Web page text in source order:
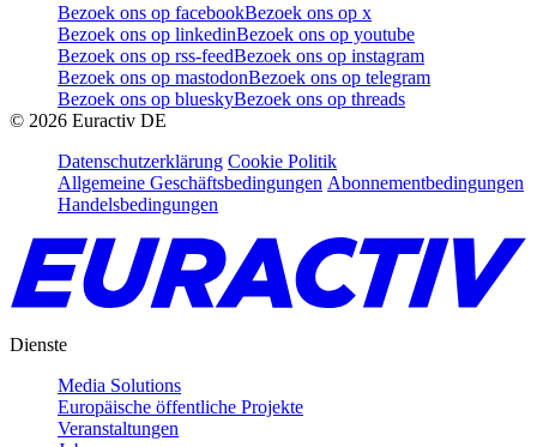
Bezoek ons op facebookBezoek ons op x
Bezoek ons op linkedinBezoek ons op youtube
Bezoek ons op rss-feedBezoek ons op instagram
Bezoek ons op mastodonBezoek ons op telegram
Bezoek ons op blueskyBezoek ons op threads
© 2026 Euractiv DE
Datenschutzerklärung Cookie Politik
Allgemeine Geschäftsbedingungen Abonnementbedingungen
Handelsbedingungen
Dienste
Media Solutions
Europäische öffentliche Projekte
Veranstaltungen